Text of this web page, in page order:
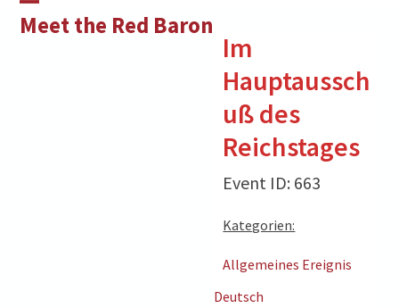
Meet the Red Baron
Open
Close
Im
Hauptaussch
uß des
Reichstages
Event ID: 663
Kategorien:
Allgemeines Ereignis
Deutsch